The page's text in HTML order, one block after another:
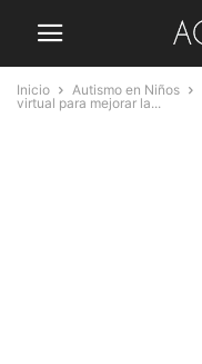
Inicio Autismo en Niños
virtual para mejorar la...